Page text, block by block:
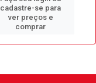
cadastre-se para
ver preços e
comprar